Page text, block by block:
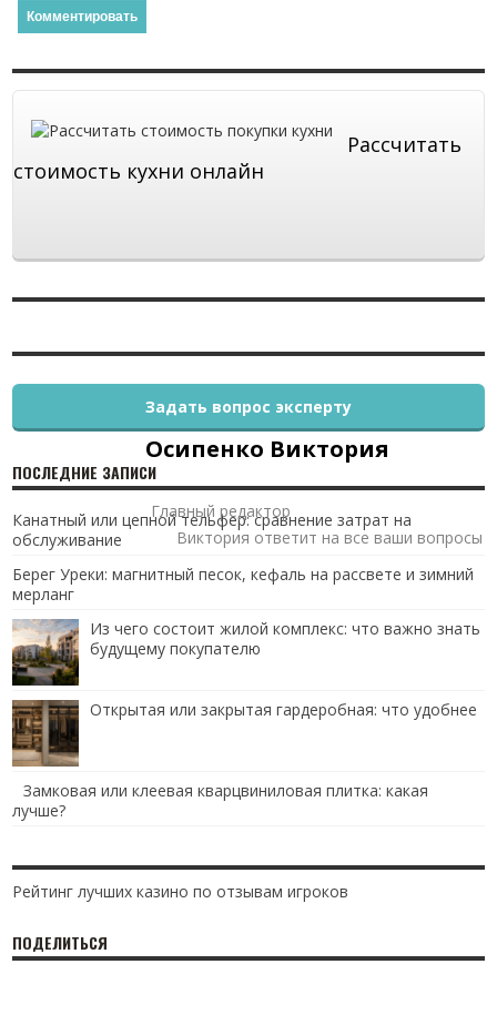
Рассчитать
стоимость кухни онлайн
Осипенко Виктория
Главный редактор
Виктория ответит на все ваши вопросы
Задать вопрос эксперту
ПОСЛЕДНИЕ ЗАПИСИ
Канатный или цепной тельфер: сравнение затрат на
обслуживание
Берег Уреки: магнитный песок, кефаль на рассвете и зимний
мерланг
Из чего состоит жилой комплекс: что важно знать
будущему покупателю
Открытая или закрытая гардеробная: что удобнее
Замковая или клеевая кварцвиниловая плитка: какая
лучше?
Рейтинг лучших казино по отзывам игроков
ПОДЕЛИТЬСЯ